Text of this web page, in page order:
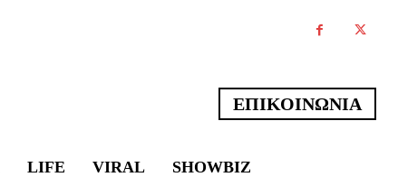
ΕΠΙΚΟΙΝΩΝΙΑ
LIFE VIRAL SHOWBIZ